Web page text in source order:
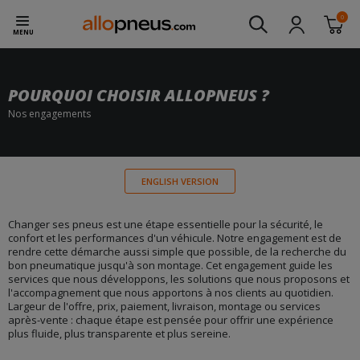
MENU
0
POURQUOI CHOISIR ALLOPNEUS ?
Nos engagements
ENGLISH VERSION
Changer ses pneus est une étape essentielle pour la sécurité, le
confort et les performances d'un véhicule. Notre engagement est de
rendre cette démarche aussi simple que possible, de la recherche du
bon pneumatique jusqu'à son montage. Cet engagement guide les
services que nous développons, les solutions que nous proposons et
l'accompagnement que nous apportons à nos clients au quotidien.
Largeur de l'offre, prix, paiement, livraison, montage ou services
après-vente : chaque étape est pensée pour offrir une expérience
plus fluide, plus transparente et plus sereine.